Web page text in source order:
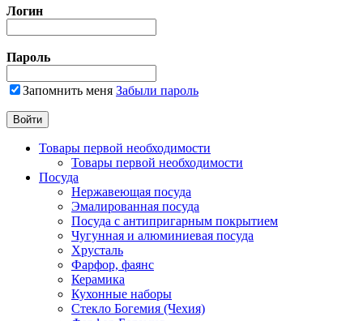
Логин
Пароль
Запомнить меня Забыли пароль
Товары первой необходимости
Товары первой необходимости
Посуда
Нержавеющая посуда
Эмалированная посуда
Посуда с антипригарным покрытием
Чугунная и алюминиевая посуда
Хрусталь
Фарфор, фаянс
Керамика
Кухонные наборы
Стекло Богемия (Чехия)